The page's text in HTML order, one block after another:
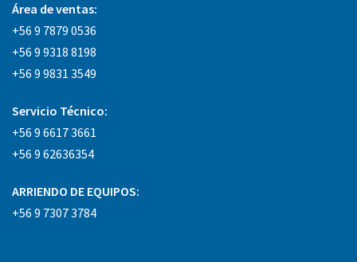
Área de ventas:
+56 9 7879 0536
+56 9 9318 8198
+56 9 9831 3549
Servicio Técnico:
+56 9 6617 3661
+56 9 62636354
ARRIENDO DE EQUIPOS:
+56 9 7307 3784